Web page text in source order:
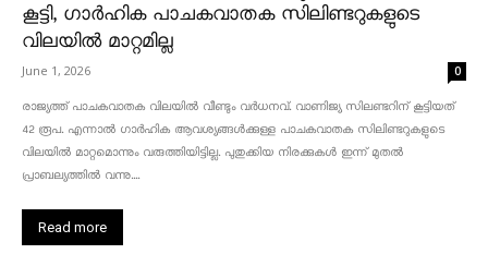
കൂട്ടി, ഗാർഹിക പാചകവാതക സിലിണ്ടറുകളുടെ
വിലയിൽ മാറ്റമില്ല
June 1, 2026 0
രാജ്യത്ത് പാചകവാതക വിലയിൽ വീണ്ടും വർധനവ്. വാണിജ്യ സിലണ്ടറിന് കൂട്ടിയത്
42 രൂപ. എന്നാൽ ഗാർഹിക ആവശ്യങ്ങൾക്കുള്ള പാചകവാതക സിലിണ്ടറുകളുടെ
വിലയിൽ മാറ്റമൊന്നും വരുത്തിയിട്ടില്ല. പുതുക്കിയ നിരക്കുകൾ ഇന്ന് മുതൽ
പ്രാബല്യത്തിൽ വന്നു....
Read more